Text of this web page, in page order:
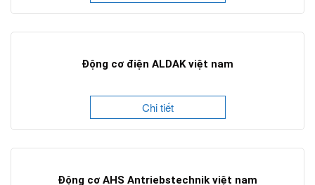
Động cơ điện ALDAK việt nam
Chi tiết
Động cơ AHS Antriebstechnik việt nam